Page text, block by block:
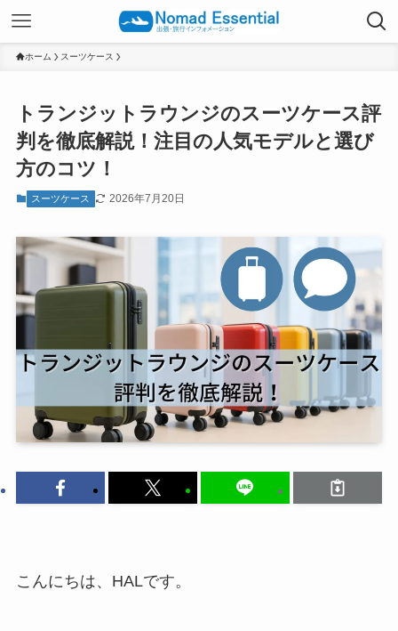
ホーム スーツケース
トランジットラウンジのスーツケース評
判を徹底解説！注目の人気モデルと選び
方のコツ！
スーツケース 2026年7月20日
こんにちは、HALです。